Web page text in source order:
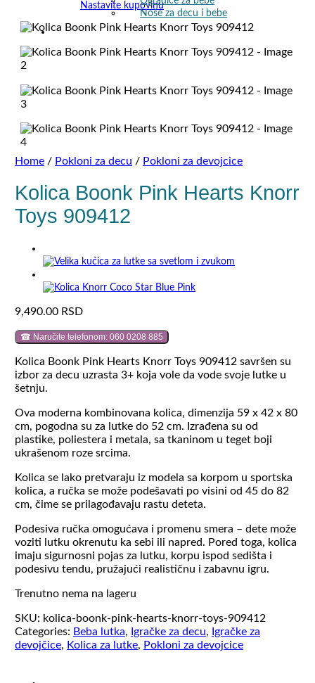
Noše za decu i bebe
Nastavite kupovinu
Home / Pokloni za decu / Pokloni za devojcice
Kolica Boonk Pink Hearts Knorr
Toys 909412
9,490.00 RSD
☎ Naručite telefonom: 060 0208 885
Kolica Boonk Pink Hearts Knorr Toys 909412 savršen su
izbor za decu uzrasta 3+ koja vole da vode svoje lutke u
šetnju.
Ova moderna kombinovana kolica, dimenzija 59 x 42 x 80
cm, pogodna su za lutke do 52 cm. Izrađena su od
plastike, poliestera i metala, sa tkaninom u teget boji
ukrašenom roze srcima.
Kolica se lako pretvaraju iz modela sa korpom u sportska
kolica, a ručka se može podešavati po visini od 45 do 82
cm, čime se prilagođavaju rastu deteta.
Podesiva ručka omogućava i promenu smera – dete može
voziti lutku okrenutu ka sebi ili napred. Pored toga, kolica
imaju sigurnosni pojas za lutku, korpu ispod sedišta i
podesivu tendu, pružajući realističnu i zabavnu igru.
Trenutno nema na lageru
SKU: kolica-boonk-pink-hearts-knorr-toys-909412
Categories: Beba lutka, Igračke za decu,
Igračke za
devojčice, Kolica za lutke, Pokloni za devojcice